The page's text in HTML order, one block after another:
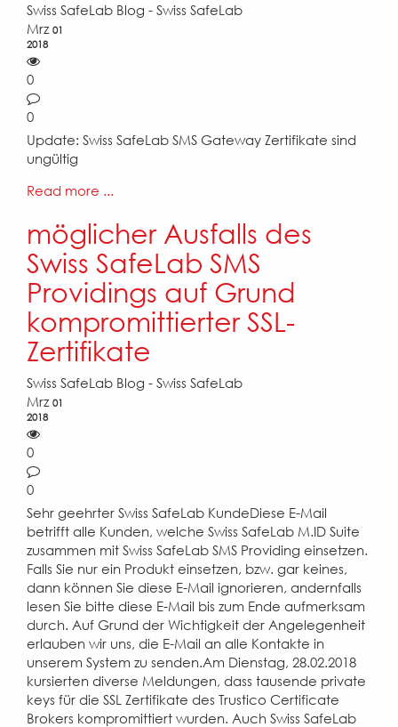
Swiss SafeLab Blog - Swiss SafeLab
Mrz 01
2018
0
0
Update: Swiss SafeLab SMS Gateway Zertifikate sind
ungültig
Read more ...
möglicher Ausfalls des
Swiss SafeLab SMS
Providings auf Grund
kompromittierter SSL-
Zertifikate
Swiss SafeLab Blog - Swiss SafeLab
Mrz 01
2018
0
0
Sehr geehrter Swiss SafeLab KundeDiese E-Mail
betrifft alle Kunden, welche Swiss SafeLab M.ID Suite
zusammen mit Swiss SafeLab SMS Providing einsetzen.
Falls Sie nur ein Produkt einsetzen, bzw. gar keines,
dann können Sie diese E-Mail ignorieren, andernfalls
lesen Sie bitte diese E-Mail bis zum Ende aufmerksam
durch. Auf Grund der Wichtigkeit der Angelegenheit
erlauben wir uns, die E-Mail an alle Kontakte in
unserem System zu senden.Am Dienstag, 28.02.2018
kursierten diverse Meldungen, dass tausende private
keys für die SSL Zertifikate des Trustico Certificate
Brokers kompromittiert wurden. Auch Swiss SafeLab